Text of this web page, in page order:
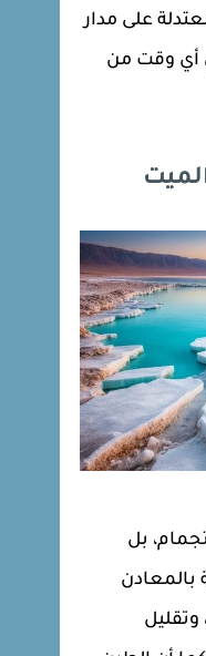
على مدار
أي وقت من
بل
بالمعادن